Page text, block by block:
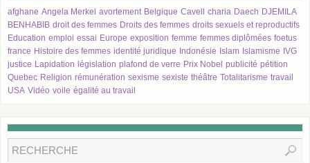
afghane Angela Merkel avortement Belgique Cavell charia Daech DJEMILA
BENHABIB droit des femmes Droits des femmes droits sexuels et reproductifs
Education emploi essai Europe exposition femme femmes diplômées foetus
france Histoire des femmes identité juridique Indonésie Islam Islamisme IVG
justice Lapidation législation plafond de verre Prix Nobel publicité pétition
Quebec Religion rémunération sexisme sexiste théâtre Totalitarisme travail
USA Vidéo voile égalité au travail